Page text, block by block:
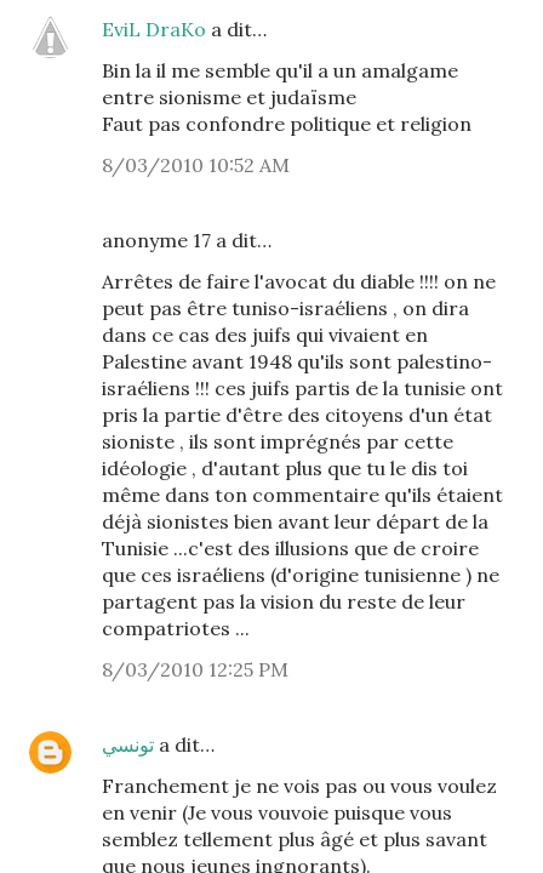
EviL DraKo a dit…
Bin la il me semble qu'il a un amalgame
entre sionisme et judaïsme
Faut pas confondre politique et religion
8/03/2010 10:52 AM
anonyme 17 a dit…
Arrêtes de faire l'avocat du diable !!!! on ne
peut pas être tuniso-israéliens , on dira
dans ce cas des juifs qui vivaient en
Palestine avant 1948 qu'ils sont palestino-
israéliens !!! ces juifs partis de la tunisie ont
pris la partie d'être des citoyens d'un état
sioniste , ils sont imprégnés par cette
idéologie , d'autant plus que tu le dis toi
même dans ton commentaire qu'ils étaient
déjà sionistes bien avant leur départ de la
Tunisie ...c'est des illusions que de croire
que ces israéliens (d'origine tunisienne ) ne
partagent pas la vision du reste de leur
compatriotes ...
8/03/2010 12:25 PM
تونسي a dit…
Franchement je ne vois pas ou vous voulez
en venir (Je vous vouvoie puisque vous
semblez tellement plus âgé et plus savant
que nous jeunes ingnorants).